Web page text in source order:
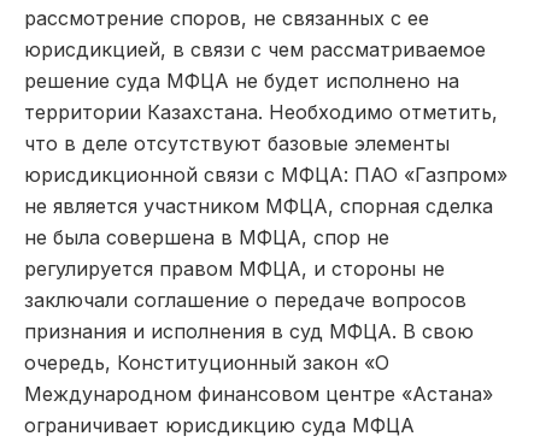
рассмотрение споров, не связанных с ее
юрисдикцией, в связи с чем рассматриваемое
решение суда МФЦА не будет исполнено на
территории Казахстана. Необходимо отметить,
что в деле отсутствуют базовые элементы
юрисдикционной связи с МФЦА: ПАО «Газпром»
не является участником МФЦА, спорная сделка
не была совершена в МФЦА, спор не
регулируется правом МФЦА, и стороны не
заключали соглашение о передаче вопросов
признания и исполнения в суд МФЦА. В свою
очередь, Конституционный закон «О
Международном финансовом центре «Астана»
ограничивает юрисдикцию суда МФЦА